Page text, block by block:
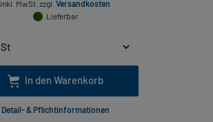
inkl. MwSt. zzgl.Versandkosten
Lieferbar
In den Warenkorb
Detail- & Pflichtinformationen